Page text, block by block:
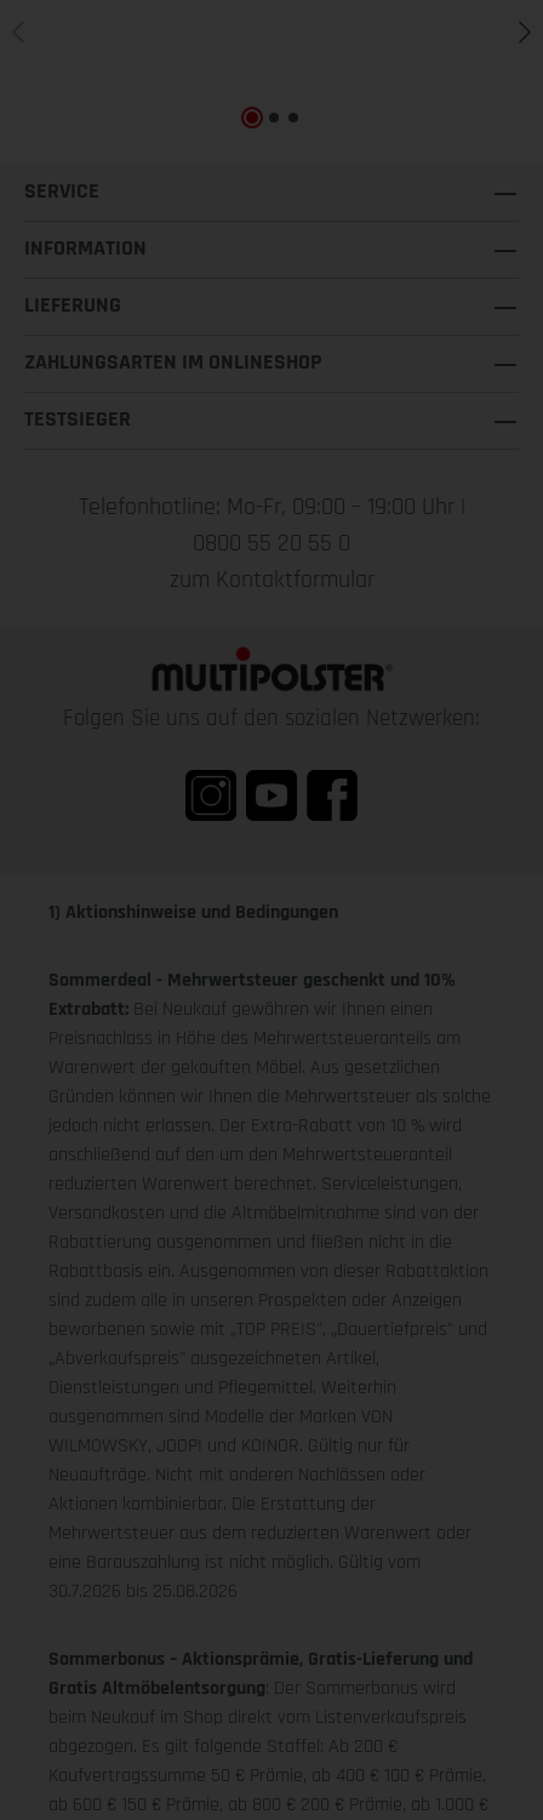
SERVICE
INFORMATION
LIEFERUNG
ZAHLUNGSARTEN IM ONLINESHOP
TESTSIEGER
Telefonhotline: Mo-Fr, 09:00 – 19:00 Uhr |
0800 55 20 55 0
zum Kontaktformular
Folgen Sie uns auf den sozialen Netzwerken:
1) Aktionshinweise und Bedingungen
Sommerdeal - Mehrwertsteuer geschenkt und 10%
Extrabatt: Bei Neukauf gewähren wir Ihnen einen
Preisnachlass in Höhe des Mehrwertsteueranteils am
Warenwert der gekauften Möbel. Aus gesetzlichen
Gründen können wir Ihnen die Mehrwertsteuer als solche
jedoch nicht erlassen. Der Extra-Rabatt von 10 % wird
anschließend auf den um den Mehrwertsteueranteil
reduzierten Warenwert berechnet. Serviceleistungen,
Versandkosten und die Altmöbelmitnahme sind von der
Rabattierung ausgenommen und fließen nicht in die
Rabattbasis ein. Ausgenommen von dieser Rabattaktion
sind zudem alle in unseren Prospekten oder Anzeigen
beworbenen sowie mit „TOP PREIS", „Dauertiefpreis" und
„Abverkaufspreis" ausgezeichneten Artikel,
Dienstleistungen und Pflegemittel. Weiterhin
ausgenommen sind Modelle der Marken VON
WILMOWSKY, JOOP! und KOINOR. Gültig nur für
Neuaufträge. Nicht mit anderen Nachlässen oder
Aktionen kombinierbar. Die Erstattung der
Mehrwertsteuer aus dem reduzierten Warenwert oder
eine Barauszahlung ist nicht möglich. Gültig vom
30.7.2026 bis 25.08.2026
Sommerbonus – Aktionsprämie, Gratis-Lieferung und
Gratis Altmöbelentsorgung: Der Sommerbonus wird
beim Neukauf im Shop direkt vom Listenverkaufspreis
abgezogen. Es gilt folgende Staffel: Ab 200 €
Kaufvertragssumme 50 € Prämie, ab 400 € 100 € Prämie,
ab 600 € 150 € Prämie, ab 800 € 200 € Prämie, ab 1.000 €